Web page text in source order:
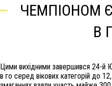
ЧЕМПІОНОМ
В
Цими вихідними завершився 24-й
в го серед вікових категорій до